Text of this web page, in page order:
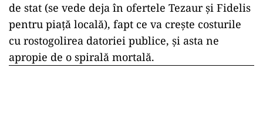
de stat (se vede deja în ofertele Tezaur și Fidelis
pentru piață locală), fapt ce va crește costurile
cu rostogolirea datoriei publice, și asta ne
apropie de o spirală mortală.